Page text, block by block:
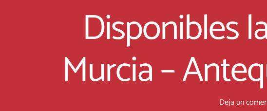
Disponibles
Murcia –
Deja un